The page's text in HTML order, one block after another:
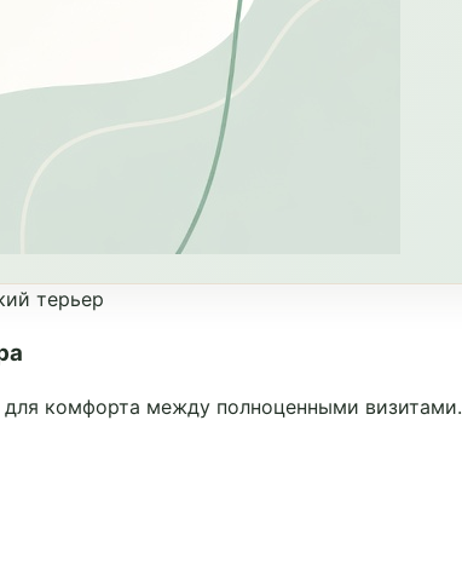
терьер
комфорта между полноценными визитами.